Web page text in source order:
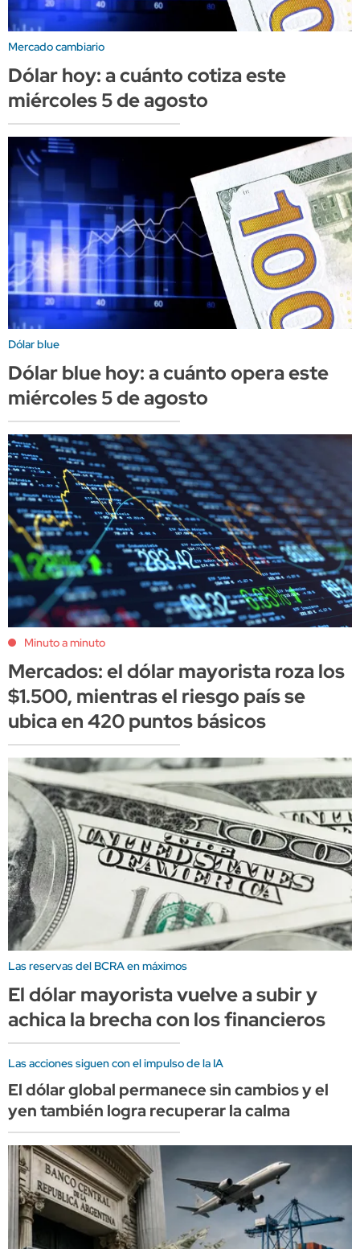
Mercado cambiario
Dólar hoy: a cuánto cotiza este
miércoles 5 de agosto
Dólar blue
Dólar blue hoy: a cuánto opera este
miércoles 5 de agosto
Minuto a minuto
Mercados: el dólar mayorista roza los
$1.500, mientras el riesgo país se
ubica en 420 puntos básicos
Las reservas del BCRA en máximos
El dólar mayorista vuelve a subir y
achica la brecha con los financieros
Las acciones siguen con el impulso de la IA
El dólar global permanece sin cambios y el
yen también logra recuperar la calma